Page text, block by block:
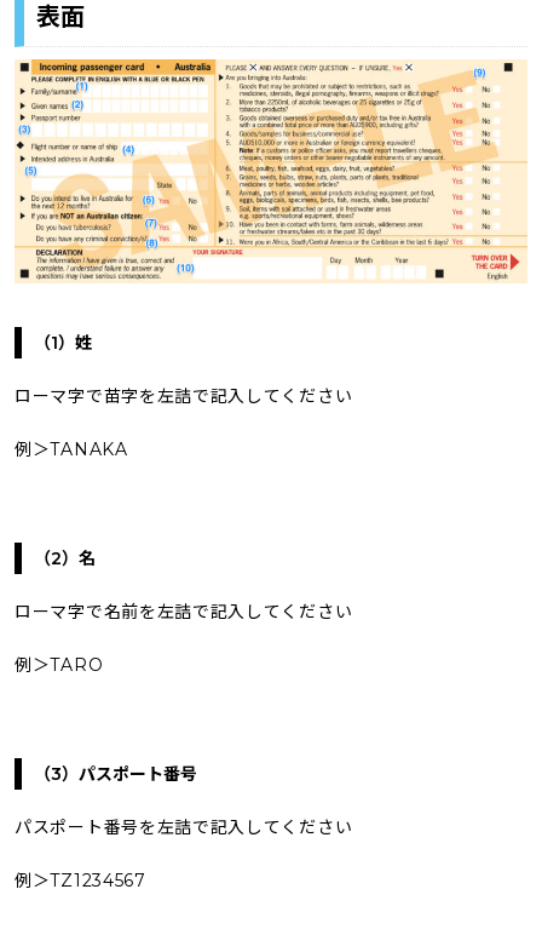
表面
（1）姓
ローマ字で苗字を左詰で記入してください
例＞TANAKA
（2）名
ローマ字で名前を左詰で記入してください
例＞TARO
（3）パスポート番号
パスポート番号を左詰で記入してください
例＞TZ1234567